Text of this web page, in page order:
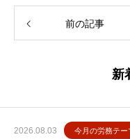
前の記事
新
2026.08.03 今月の労務テー